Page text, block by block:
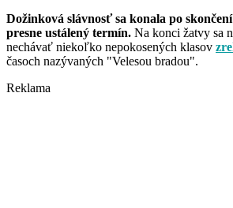
Dožinková slávnosť sa konala po
presne ustálený termín. Na konci žatvy sa
nechávať niekoľko nepokosených klasov
časoch nazývaných "Velesou bradou".
Reklama